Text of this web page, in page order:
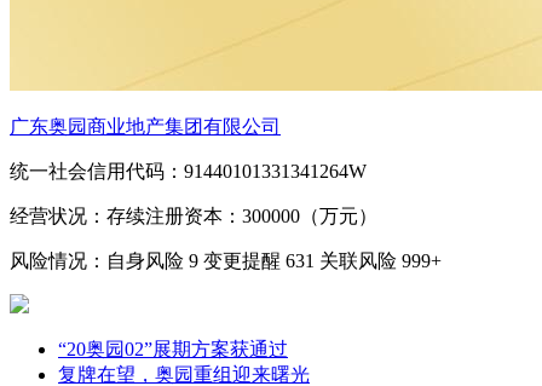
广东奥园商业地产集团有限公司
统一社会信用代码：91440101331341264W
经营状况：存续注册资本：300000（万元）
风险情况：自身风险 9 变更提醒 631 关联风险 999+
“20奥园02”展期方案获通过
复牌在望，奥园重组迎来曙光